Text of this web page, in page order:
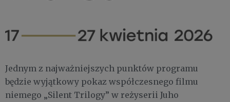
Jednym z najważniejszych punktów programu
będzie wyjątkowy pokaz współczesnego filmu
niemego „Silent Trilogy” w reżyserii Juho